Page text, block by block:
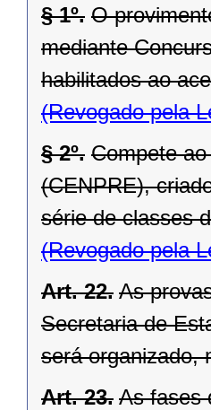
§ 1º. O
mediante
habilitados ao
(Revogado pela
§ 2º. Compete
(CENPRE),
série de classes
(Revogado pela
Art. 22. As
Secretaria de
será organizado,
Art. 23. As fases